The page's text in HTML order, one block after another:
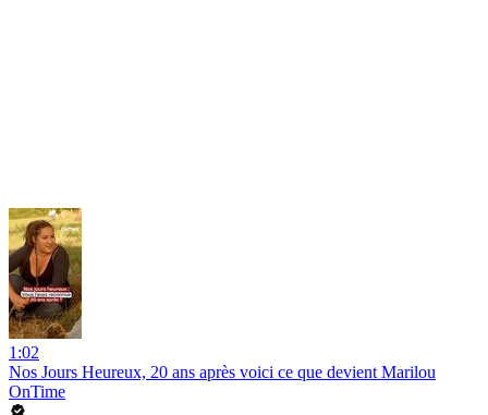
1:02
Nos Jours Heureux, 20 ans après voici ce que devient Marilou
OnTime